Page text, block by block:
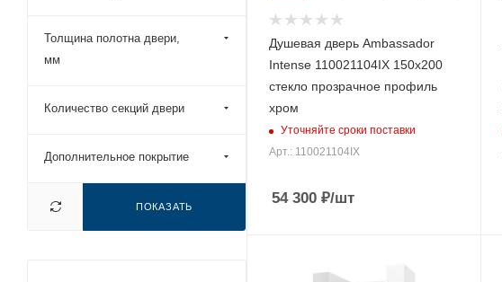
Душевая дверь Ambassador
Intense 110021104IX 150х200
стекло прозрачное профиль
хром
Уточняйте сроки поставки
Арт.: 110021104IX
54 300 ₽/шт
Толщина полотна двери,
мм
Количество секций двери
Дополнительное покрытие
ПОКАЗАТЬ